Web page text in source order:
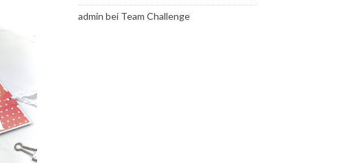
admin bei Team Challenge